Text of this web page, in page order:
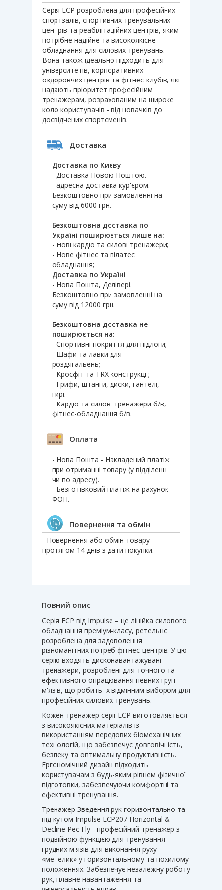
Серія ECP розроблена для професійних
спортзалів, спортивних тренувальних
центрів та реабілітаційних центрів, яким
потрібне надійне та високоякісне
обладнання для силових тренувань.
Вона також ідеально підходить для
університетів, корпоративних
оздоровчих центрів та фітнес-клубів, які
надають пріоритет професійним
тренажерам, розрахованим на широке
коло користувачів - від новачків до
досвідчених спортсменів.
Доставка
Доставка по Києву
- Доставка Новою Поштою.
- адресна доставка кур'єром.
Безкоштовно при замовленні на
суму від 6000 грн.
Безкоштовна доставка по
Україні поширюється лише на:
- Нові кардіо та силові тренажери;
- Нове фітнес та пілатес
обладнання;
Доставка по Україні
- Нова Пошта, Делівері.
Безкоштовно при замовленні на
суму від 12000 грн.
Безкоштовна доставка не
поширюється на:
- Спортивні покриття для підлоги;
- Шафи та лавки для
роздягальень;
- Кросфіт та TRX конструкції;
- Грифи, штанги, диски, гантелі,
гирі.
- Кардіо та силові тренажери б/в,
фітнес-обладнання б/в.
Оплата
- Нова Пошта - Накладений платіж
при отриманні товару (у відділенні
чи по адресу).
- Безготівковий платіж на рахунок
ФОП.
Повернення та обмін
- Повернення або обмін товару
протягом 14 днів з дати покупки.
Повний опис
Серія ECP від ​​Impulse – це лінійка силового
обладнання преміум-класу, ретельно
розроблена для задоволення
різноманітних потреб фітнес-центрів. У цю
серію входять дисконавантажувані
тренажери, розроблені для точного та
ефективного опрацювання певних груп
м'язів, що робить їх відмінним вибором для
професійних силових тренувань.
Кожен тренажер серії ECP виготовляється
з високоякісних матеріалів із
використанням передових біомеханічних
технологій, що забезпечує довговічність,
безпеку та оптимальну продуктивність.
Ергономічний дизайн підходить
користувачам з будь-яким рівнем фізичної
підготовки, забезпечуючи комфортні та
ефективні тренування.
Тренажер Зведення рук горизонтально та
під кутом Impulse ECP207 Horizontal &
Decline Pec Fly - професійний тренажер з
подвійною функцією для тренування
грудних м'язів для виконання руху
«метелик» у горизонтальному та похилому
положеннях. Забезпечує незалежну роботу
рук, плавне навантаження та